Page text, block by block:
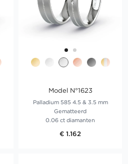
Model N°1623
Palladium 585 4.5 & 3.5 mm
Gematteerd
0.06 ct diamanten
€ 1.162